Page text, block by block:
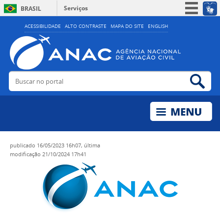
ACESSIBILIDADE ALTO CONTRASTE MAPA DO SITE ENGLISH
BRASIL
Serviços
Simplifique!
Acesso à informação
Legislação
Buscar no portal
publicado 16/05/2023 16h07, última
modificação 21/10/2024 17h41